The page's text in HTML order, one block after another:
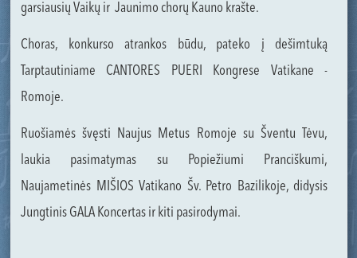
garsiausių Vaikų ir Jaunimo chorų Kauno krašte.
Choras, konkurso atrankos būdu, pateko į dešimtuką
Tarptautiniame CANTORES PUERI Kongrese Vatikane -
Romoje.
Ruošiamės švęsti Naujus Metus Romoje su Šventu Tėvu,
laukia pasimatymas su Popiežiumi Pranciškumi,
Naujametinės MIŠIOS Vatikano Šv. Petro Bazilikoje, didysis
Jungtinis GALA Koncertas ir kiti pasirodymai.